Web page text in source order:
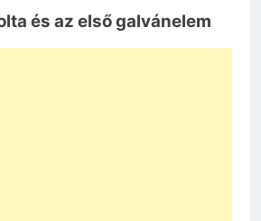
és az első galvánelem